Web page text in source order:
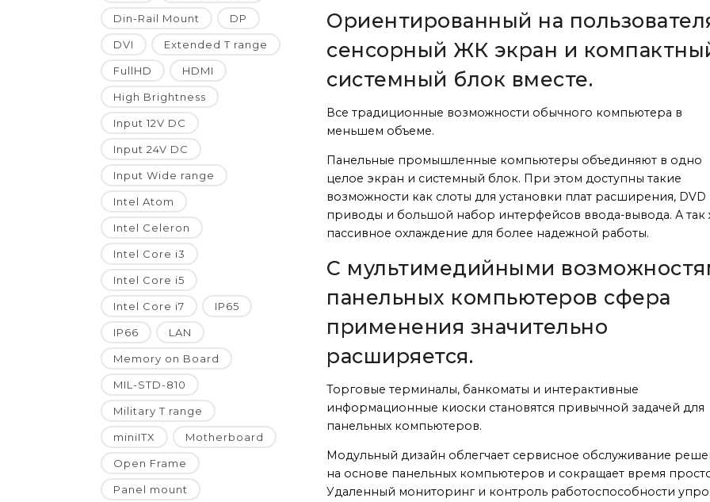
Din-Rail Mount DP
DVI Extended T range
FullHD HDMI
High Brightness
Input 12V DC
Input 24V DC
Input Wide range
Intel Atom
Intel Celeron
Intel Core i3
Intel Core i5
Intel Core i7 IP65
IP66 LAN
Memory on Board
MIL-STD-810
Military T range
miniITX Motherboard
Open Frame
Panel mount
Ориентированный на
сенсорный ЖК экран и
системный блок вместе.
Все традиционные возможности обычного компьютера в
меньшем объеме.
Панельные промышленные компьютеры объединяют в одно
целое экран и системный блок. При этом доступны такие
возможности как слоты для установки плат расширения, DVD
приводы и большой набор интерфейсов ввода-вывода. А так
пассивное охлаждение для более надежной работы.
С мультимедийными
панельных компьютеров сфера
применения значительно
расширяется.
Торговые терминалы, банкоматы и интерактивные
информационные киоски становятся привычной задачей для
панельных компьютеров.
Модульный дизайн облегчает сервисное обслуживание
на основе панельных компьютеров и сокращает время
Удаленный мониторинг и контроль работоспособности